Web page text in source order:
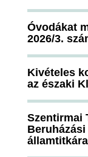
Óvodákat
2026/3.
Kivételes
az északi
Szentirmai
államtitkára